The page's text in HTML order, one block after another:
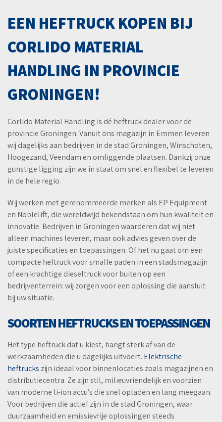
EEN HEFTRUCK KOPEN BIJ
CORLIDO MATERIAL
HANDLING IN PROVINCIE
GRONINGEN!
Corlido Material Handling is dé heftruck dealer voor de
provincie Groningen. Vanuit ons magazijn in Emmen leveren
wij dagelijks aan bedrijven in de stad Groningen, Winschoten,
Hoogezand, Veendam en omliggende plaatsen. Dankzij onze
gunstige ligging zijn we in staat om snel en flexibel te leveren
in de hele regio.
Wij werken met gerenommeerde merken als EP Equipment
en Noblelift, die wereldwijd bekendstaan om hun kwaliteit en
innovatie. Bedrijven in Groningen waarderen dat wij niet
alleen machines leveren, maar ook advies geven over de
juiste specificaties en toepassingen. Of het nu gaat om een
compacte heftruck voor smalle paden in een stadsmagazijn
of een krachtige dieseltruck voor buiten op een
bedrijventerrein: wij zorgen voor een oplossing die aansluit
bij uw situatie.
SOORTEN HEFTRUCKS EN TOEPASSINGEN
Het type heftruck dat u kiest, hangt sterk af van de
werkzaamheden die u dagelijks uitvoert. Elektrische
heftrucks zijn ideaal voor binnenlocaties zoals magazijnen en
distributiecentra. Ze zijn stil, milieuvriendelijk en voorzien
van moderne li-ion accu’s die snel opladen en lang meegaan.
Voor bedrijven die actief zijn in de stad Groningen, waar
duurzaamheid en emissievrije oplossingen steeds